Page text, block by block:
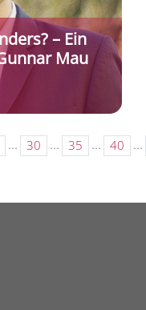
– Ein
Mau
... 30 ... 35 ... 40 ...